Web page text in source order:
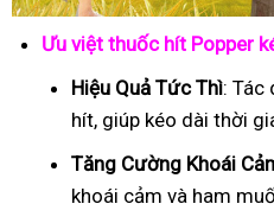
Ưu việt thuốc hít Popper
Hiệu Quả Tức Thì: Tác
hít, giúp kéo dài thời
Tăng Cường Khoái
khoái cảm và ham